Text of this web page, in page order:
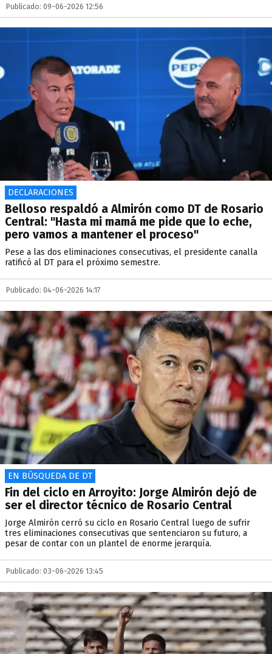
Publicado: 09-06-2026 12:56
DECLARACIONES
Belloso respaldó a Almirón como DT de Rosario
Central: "Hasta mi mamá me pide que lo eche,
pero vamos a mantener el proceso"
Pese a las dos eliminaciones consecutivas, el presidente canalla
ratificó al DT para el próximo semestre.
Publicado: 04-06-2026 14:17
EN BÚSQUEDA DE DT
Fin del ciclo en Arroyito: Jorge Almirón dejó de
ser el director técnico de Rosario Central
Jorge Almirón cerró su ciclo en Rosario Central luego de sufrir
tres eliminaciones consecutivas que sentenciaron su futuro, a
pesar de contar con un plantel de enorme jerarquía.
Publicado: 03-06-2026 13:45